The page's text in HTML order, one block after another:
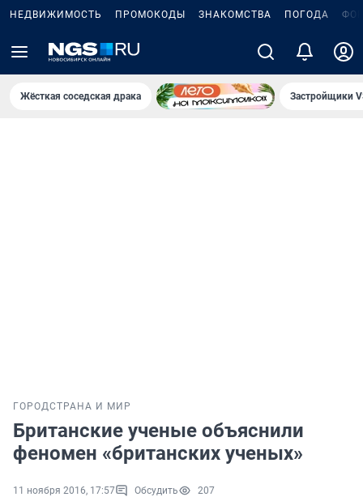
НЕДВИЖИМОСТЬ ПРОМОКОДЫ ЗНАКОМСТВА ПОГОДА
Жёсткая соседская драка Застройщики
ГОРОДСТРАНА И МИР
Британские ученые объяснили
феномен «британских ученых»
11 ноября 2016, 17:57 Обсудить 207